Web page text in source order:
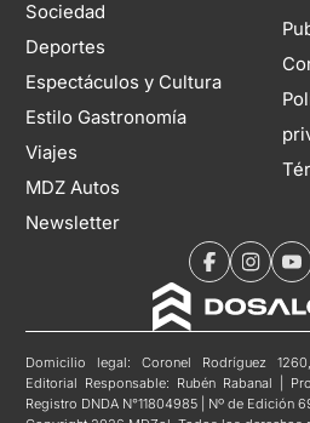
Sociedad
Deportes
Espectáculos y Cultura
Estilo Gastronomía
Viajes
MDZ Autos
Newsletter
Domicilio legal: Coronel Rodríguez
Editorial Responsable: Rubén Rabanal |
Registro DNDA N°11804985 | Nº de Edición